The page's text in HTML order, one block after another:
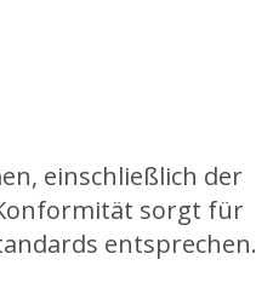
einschließlich der
sorgt für
entsprechen.